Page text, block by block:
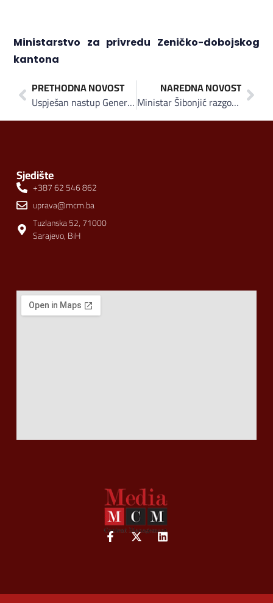
Ministarstvo za privredu Zeničko-dobojskog
kantona
PRETHODNA NOVOST
Uspješan nastup Generalnog BH sajma ZEPS 2025 na Međunarodnom sajmu gospodarstva u Mostaru
NAREDNA NOVOST
Ministar Šibonjić razgovarao s predstavnicima Adriatic Metals BH: Rudnik u Varešu primjer uspješne strane investicije
Sjedište
+387 62 546 862
uprava@mcm.ba
Tuzlanska 52, 71000
Sarajevo, BiH